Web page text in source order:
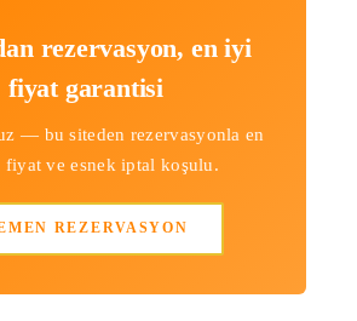
rezervasyon, en iyi
fiyat garantisi
— bu siteden rezervasyonla en
fiyat ve esnek iptal koşulu.
REZERVASYON